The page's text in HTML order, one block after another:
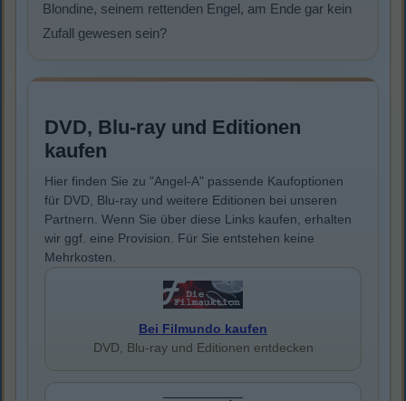
Blondine, seinem rettenden Engel, am Ende gar kein
Zufall gewesen sein?
DVD, Blu-ray und Editionen
kaufen
Hier finden Sie zu "Angel-A" passende Kaufoptionen
für DVD, Blu-ray und weitere Editionen bei unseren
Partnern. Wenn Sie über diese Links kaufen, erhalten
wir ggf. eine Provision. Für Sie entstehen keine
Mehrkosten.
Bei Filmundo kaufen
DVD, Blu-ray und Editionen entdecken